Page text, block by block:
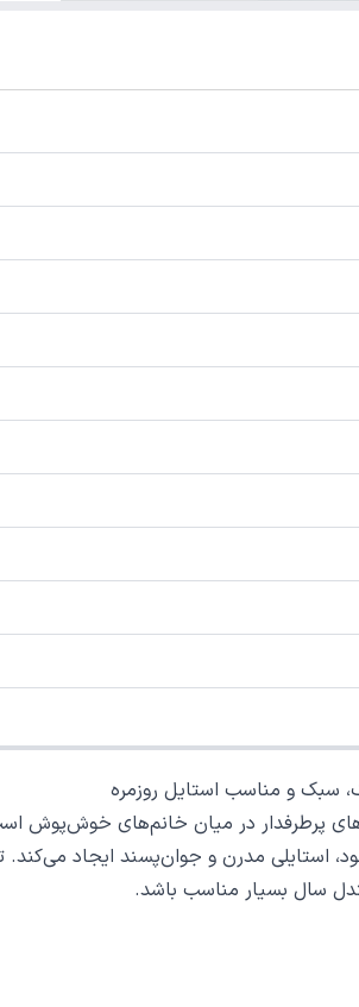
سبک و مناسب استایل روزمره
پرطرفدار در میان خانم‌های خوش‌پوش
استایلی مدرن و جوان‌پسند ایجاد می‌کند.
سال بسیار مناسب باشد.